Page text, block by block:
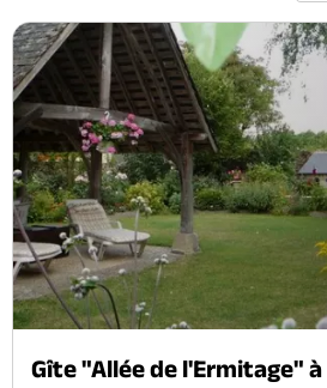
Séjours, cadeaux
Billetterie en ligne
Brochures & Cartes Offices de tourisme
Gîte "Allée de l'Ermitage" à